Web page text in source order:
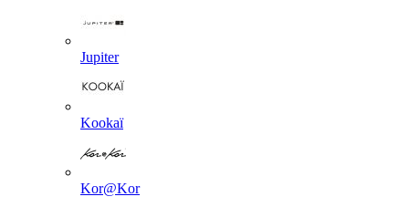
Jupiter
Kookaї
Kor@Kor